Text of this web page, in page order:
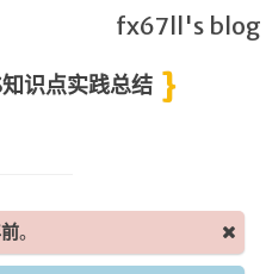
识点实践总结
。
fx67ll's blog